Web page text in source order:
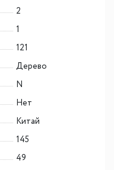
2
1
121
Дерево
N
Нет
Китай
145
49